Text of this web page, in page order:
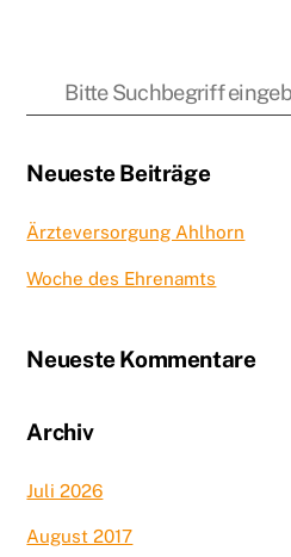
Neueste Beiträge
Ärzteversorgung Ahlhorn
Woche des Ehrenamts
Neueste Kommentare
Archiv
Juli 2026
August 2017